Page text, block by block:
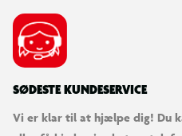
SØDESTE KUNDESERVICE
Vi er klar til at hjælpe dig! Du